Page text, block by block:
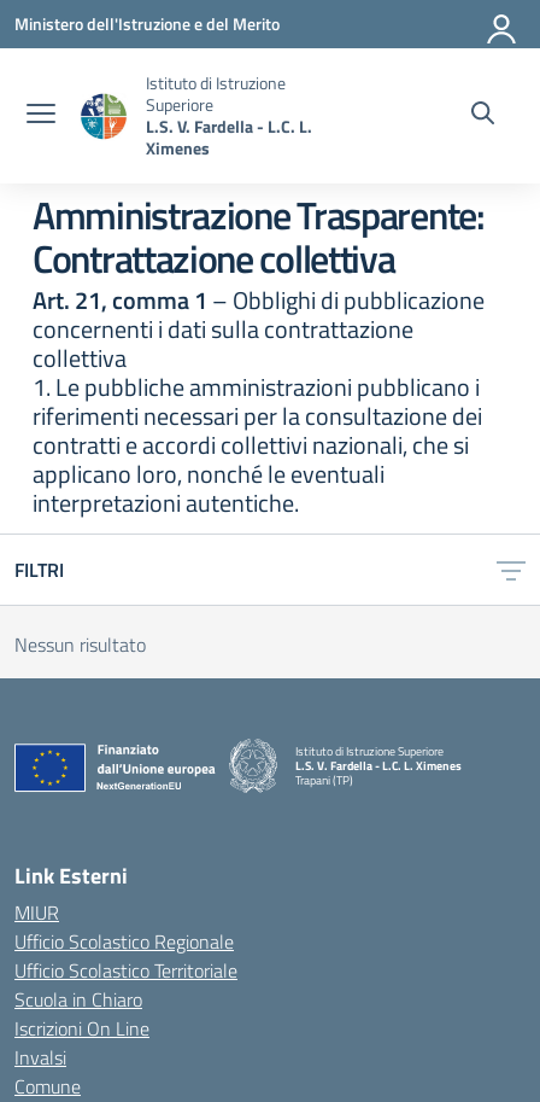
Vai ai contenuti
Vai al menu di navigazione
Vai al footer
Ministero dell'Istruzione e del Merito
Istituto di Istruzione
Superiore
L.S. V. Fardella - L.C. L.
Ximenes
Amministrazione Trasparente:
Contrattazione collettiva
Art. 21, comma 1 – Obblighi di pubblicazione
concernenti i dati sulla contrattazione
collettiva
1. Le pubbliche amministrazioni pubblicano i
riferimenti necessari per la consultazione dei
contratti e accordi collettivi nazionali, che si
applicano loro, nonché le eventuali
interpretazioni autentiche.
FILTRI
Nessun risultato
Istituto di Istruzione Superiore
L.S. V. Fardella - L.C. L. Ximenes
Trapani (TP)
Link Esterni
MIUR
Ufficio Scolastico Regionale
Ufficio Scolastico Territoriale
Scuola in Chiaro
Iscrizioni On Line
Invalsi
Comune